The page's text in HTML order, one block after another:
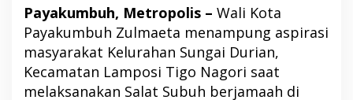
Payakumbuh, Metropolis – Wali Kota
Payakumbuh Zulmaeta menampung aspirasi
masyarakat Kelurahan Sungai Durian,
Kecamatan Lamposi Tigo Nagori saat
melaksanakan Salat Subuh berjamaah di